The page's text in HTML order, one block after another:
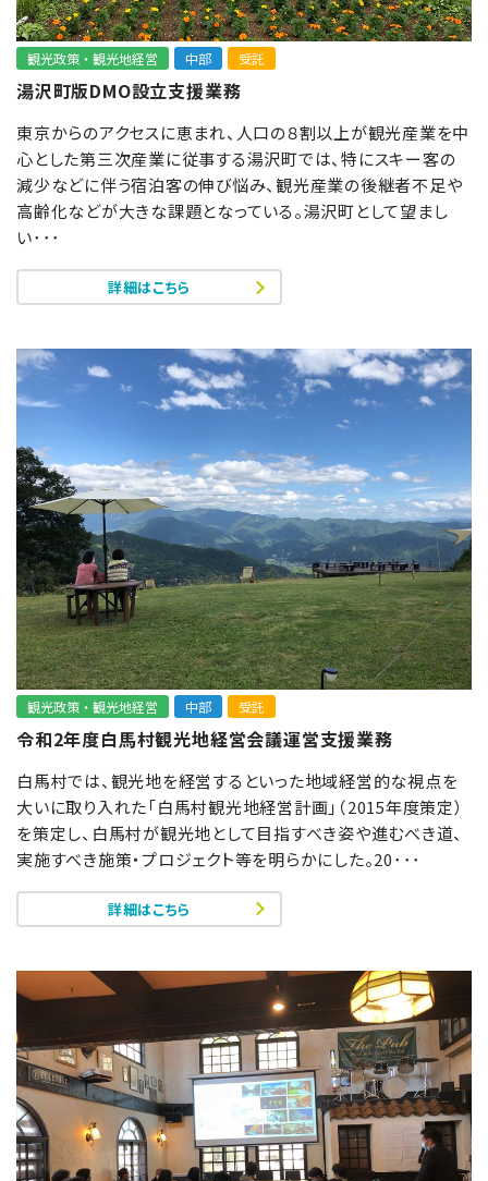
観光政策・観光地経営 中部 受託
湯沢町版DMO設立支援業務
東京からのアクセスに恵まれ、人口の８割以上が観光産業を中
心とした第三次産業に従事する湯沢町では、特にスキー客の
減少などに伴う宿泊客の伸び悩み、観光産業の後継者不足や
高齢化などが大きな課題となっている。湯沢町として望まし
い･･･
詳細はこちら
観光政策・観光地経営 中部 受託
令和2年度白馬村観光地経営会議運営支援業務
白馬村では、観光地を経営するといった地域経営的な視点を
大いに取り入れた「白馬村観光地経営計画」（2015年度策定）
を策定し、白馬村が観光地として目指すべき姿や進むべき道、
実施すべき施策・プロジェクト等を明らかにした。20･･･
詳細はこちら